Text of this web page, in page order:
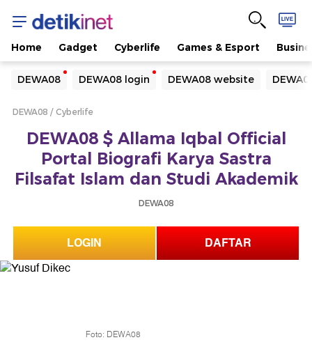
Home Gadget Cyberlife Games & Esport
DEWA08 DEWA08 login DEWA08 website
Yang sedang ramai dicari
Loading...
Loading...
DEWA08 Cyberlife
DEWA08 $ Allama Iqbal Official
Portal Biografi Karya Sastra
Filsafat Islam dan Studi Akademik
DEWA08
LOGIN DAFTAR
Foto: DEWA08